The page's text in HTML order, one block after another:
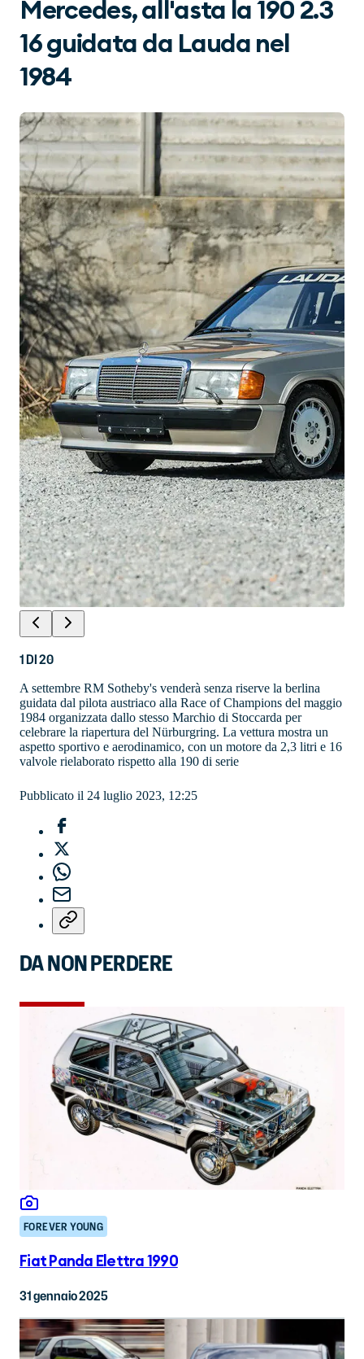
Mercedes, all'asta la 190 2.3
16 guidata da Lauda nel
1984
1DI20
A settembre RM Sotheby's venderà senza riserve la berlina
guidata dal pilota austriaco alla Race of Champions del maggio
1984 organizzata dallo stesso Marchio di Stoccarda per
celebrare la riapertura del Nürburgring. La vettura mostra un
aspetto sportivo e aerodinamico, con un motore da 2,3 litri e 16
valvole rielaborato rispetto alla 190 di serie
Pubblicato il 24 luglio 2023, 12:25
DA NON PERDERE
FOREVER YOUNG
Fiat Panda Elettra 1990
31 gennaio 2025